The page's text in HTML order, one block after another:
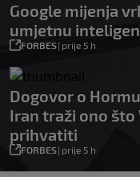
Google mijenja
umjetnu
FORBES| prije 5 h
Dogovor o
Iran traži ono što
prihvatiti
FORBES| prije 5 h